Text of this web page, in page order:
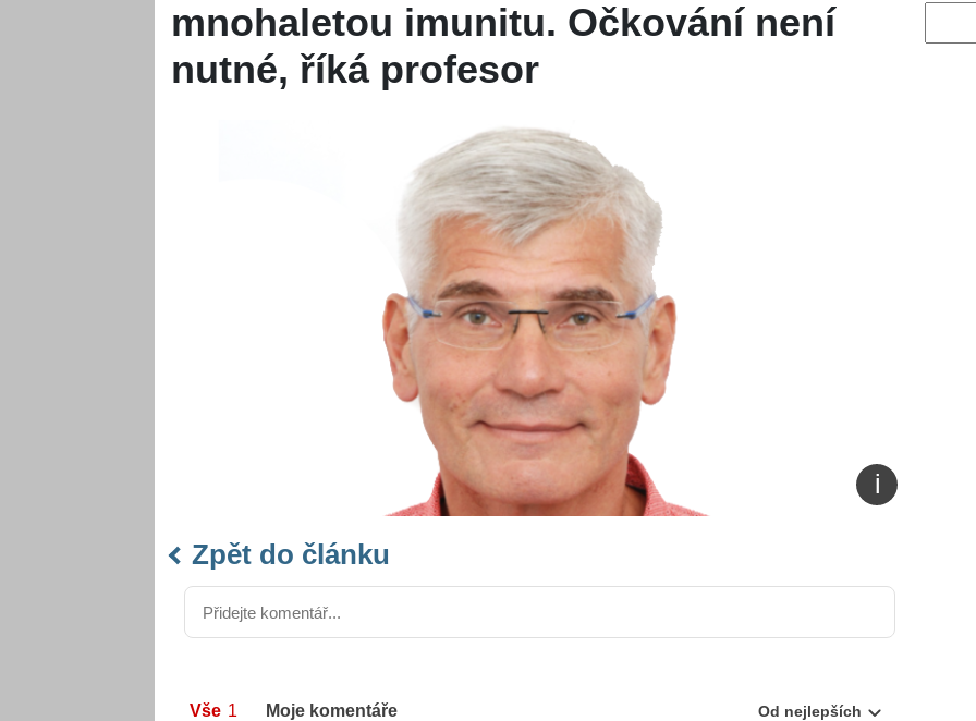
mnohaletou imunitu. Očkování není
nutné, říká profesor
Zpět do článku